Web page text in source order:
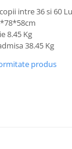
intre 36 si 60
8.45 Kg
38.45 Kg
produs